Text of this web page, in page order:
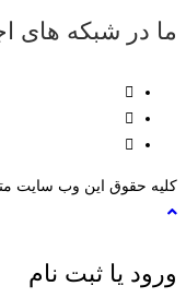
ما در شبکه های
کلیه حقوق این وب سایت
ورود یا ثبت نام